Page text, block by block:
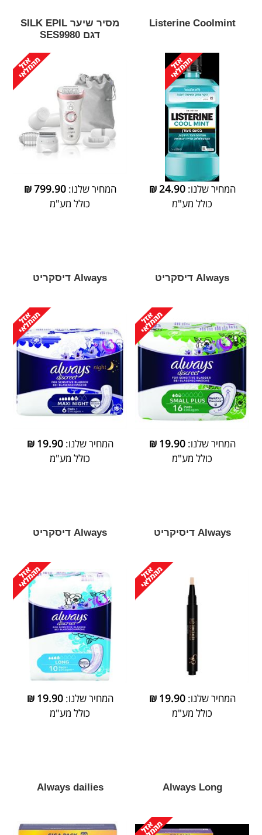
Listerine Coolmint
המחיר שלנו:24.90
₪
כולל מע"מ
מסיר שיער SILK EPIL
דגם SES9980
המחיר שלנו:799.90
₪
כולל מע"מ
Always דיסקריט
המחיר שלנו:19.90
₪
כולל מע"מ
Always דיסקריט
המחיר שלנו:19.90
₪
כולל מע"מ
Always דיסיקריט
המחיר שלנו:19.90
₪
כולל מע"מ
Always דיסקריט
המחיר שלנו:19.90
₪
כולל מע"מ
Always Long
Always dailies